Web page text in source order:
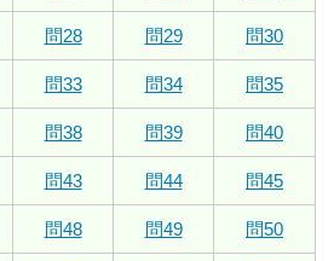
問28 問29 問30
問33 問34 問35
問38 問39 問40
問43 問44 問45
問48 問49 問50